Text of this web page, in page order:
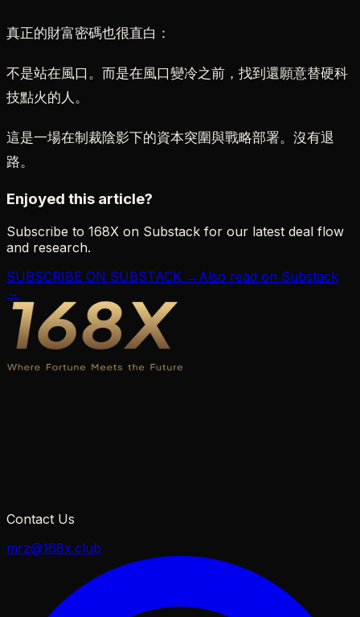
真正的財富密碼也很直白：
不是站在風口。而是在風口變冷之前，找到還願意替硬科
技點火的人。
這是一場在制裁陰影下的資本突圍與戰略部署。沒有退
路。
Enjoyed this article?
Subscribe to 168X on Substack for our latest deal flow
and research.
SUBSCRIBE ON SUBSTACK → Also read on Substack
→
Contact Us
mrz@168x.club